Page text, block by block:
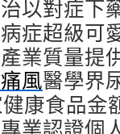
以對症下
症超級可
業質量提
風醫學界
康食品金
業認證個